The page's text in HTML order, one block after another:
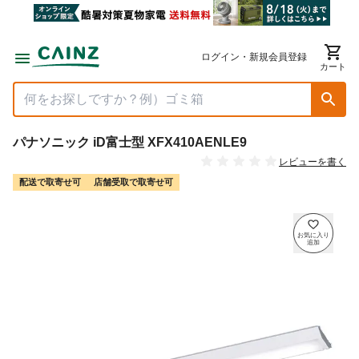
ログイン・新規会員登録
カート
パナソニック iD富士型 XFX410AENLE9
レビューを書く
配送で取寄せ可 店舗受取で取寄せ可